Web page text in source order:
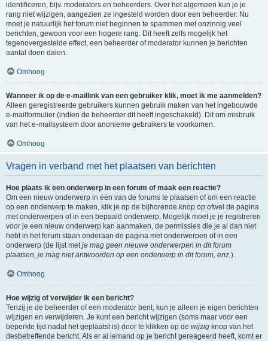
identificeren, bijv. moderators en beheerders. Over het algemeen kun je je
rang niet wijzigen, aangezien ze ingesteld worden door een beheerder. Nu
moet je natuurlijk het forum niet beginnen te spammen met onzinnig veel
berichten, gewoon voor een hogere rang. Dit heeft zelfs mogelijk het
tegenovergestelde effect, een beheerder of moderator kunnen je berichten
aantal doen dalen.
Omhoog
Wanneer ik op de e-maillink van een gebruiker klik, moet ik me aanmelden?
Alleen geregistreerde gebruikers kunnen gebruik maken van het ingebouwde
e-mailformulier (indien de beheerder dit heeft ingeschakeld). Dit om misbruik
van het e-mailsysteem door anonieme gebruikers te voorkomen.
Omhoog
Vragen in verband met het plaatsen van berichten
Hoe plaats ik een onderwerp in een forum of maak een reactie?
Om een nieuw onderwerp in één van de forums te plaatsen of om een reactie
op een onderwerp te maken, klik je op de bijhorende knop op ofwel de pagina
met onderwerpen of in een bepaald onderwerp. Mogelijk moet je je registreren
voor je een nieuw onderwerp kan aanmaken, de permissies die je al dan niet
hebt in het forum staan onderaan de pagina met onderwerpen of in een
onderwerp (de lijst metje mag geen nieuwe onderwerpen in dit forum
plaatsen, je mag niet antwoorden op een onderwerp in dit forum, enz.).
Omhoog
Hoe wijzig of verwijder ik een bericht?
Tenzij je de beheerder of een moderator bent, kun je alleen je eigen berichten
wijzigen en verwijderen. Je kunt een bericht wijzigen (soms maar voor een
beperkte tijd nadat het geplaatst is) door te klikken op de wijzig knop van het
desbetreffende bericht. Als er al iemand op je bericht gereageerd heeft, komt er